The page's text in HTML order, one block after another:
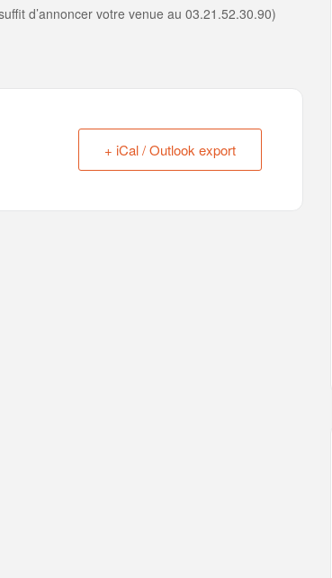
d’annoncer votre venue au 03.21.52.30.90)
+ iCal / Outlook export